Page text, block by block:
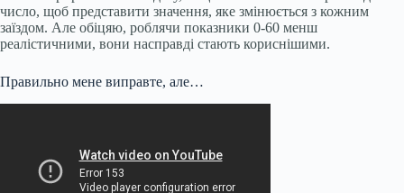
число, щоб представити значення, яке змінюється з кожним
заїздом. Але обіцяю, роблячи показники 0-60 менш
реалістичними, вони насправді стають кориснішими.
Правильно мене виправте, але…